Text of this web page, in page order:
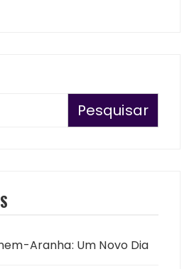
Pesquisar
Aranha: Um Novo Dia